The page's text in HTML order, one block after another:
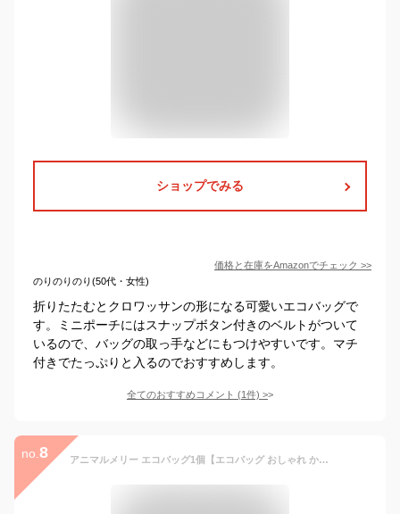
ショップでみる
価格と在庫をAmazonでチェック >>
のりのりのり(50代・女性)
折りたたむとクロワッサンの形になる可愛いエコバッグで
す。ミニポーチにはスナップボタン付きのベルトがついて
いるので、バッグの取っ手などにもつけやすいです。マチ
付きでたっぷりと入るのでおすすめします。
全てのおすすめコメント (1件) >
no. 8 アニマルメリー エコバッグ1個【エコバッグ おしゃれ かわいい エコバッグ 折りたたみ コンパクト ミニ サイズ ポーチ付き エコバッグ コンビニサイズ エコバッグ 粗品 景品 ノベルティ 販促品 記念品 プレゼント エコロジー エコグッズ プチギフト 500円】【あす楽対応】